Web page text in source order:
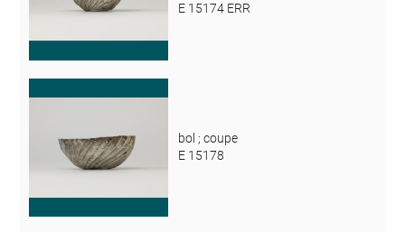
E 15174 ERR
bol ; coupe
E 15178